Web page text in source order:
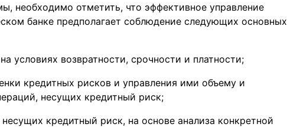
необходимо отметить, что эффективное управление
банке предполагает соблюдение следующих основных
условиях возвратности, срочности и платности;
кредитных рисков и управления ими объему и
несущих кредитный риск;
кредитный риск, на основе анализа конкретной